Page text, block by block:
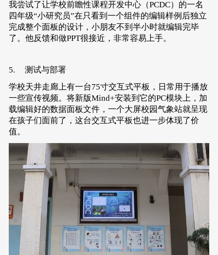
我尝试了让学校前瞻性课程开发中心（PCDC）的一名
四年级“小研究员”在只看到一个组件的编辑样例后独立
完成整个面板的设计，小朋友不到半小时就编辑完毕
了。他反馈和做PPT很接近，非常容易上手。
5. 测试与部署
学校天井走廊上有一台75寸交互式平板，日常用于播放
一些宣传视频。将新版Mind+安装到它的PC模块上，加
载编辑好的数据面板文件，一个大屏校园气象站就呈现
在孩子们面前了，这台交互式平板也进一步体现了价
值。